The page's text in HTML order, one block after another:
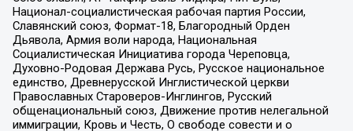
Национал-социалистическая рабочая партия России,
Славянский союз, Формат-18, Благородный Орден
Дьявола, Армия воли народа, Национальная
Социалистическая Инициатива города Череповца,
Духовно-Родовая Держава Русь, Русское национальное
единство, Древнерусской Инглистической церкви
Православных Староверов-Инглингов, Русский
общенациональный союз, Движение против нелегальной
иммиграции, Кровь и Честь, О свободе совести и о